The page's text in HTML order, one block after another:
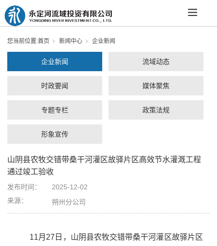
您当前位置:首页 新闻中心 企业新闻
企业新闻 流域动态
时政要闻 媒体聚焦
专题专栏 政策法规
形象宣传
山阴县农牧交错带桑干河灌区故驿片区高效节水灌溉工程
通过竣工验收
发布时间：
2025-12-02
来源：
朔州分公司
11月27日，山阴县农牧交错带桑干河灌区故驿片区